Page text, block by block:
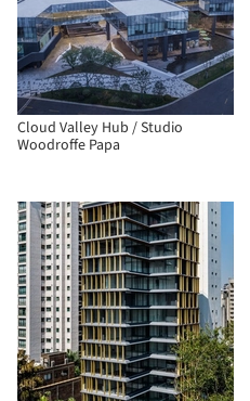
Cloud Valley Hub / Studio
Woodroffe Papa